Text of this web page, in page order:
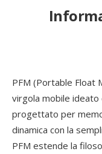
PFM (Portable Float
virgola mobile ideato
progettato per
dinamica con la
PFM estende la